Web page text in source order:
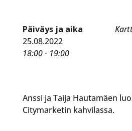
Päiväys ja aika
25.08.2022
18:00 - 19:00
Anssi ja Taija Hautamäen
Citymarketin kahvilassa.